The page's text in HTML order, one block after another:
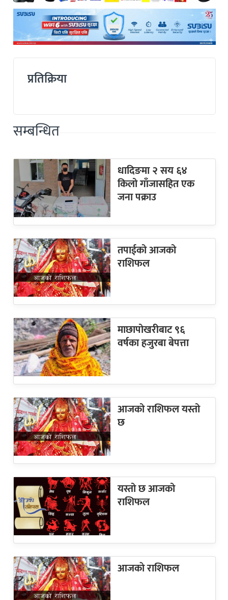
प्रतिक्रिया
सम्बन्धित
धादिङमा २ सय ६४
किलो गाँजासहित एक
जना पक्राउ
तपाईको आजको
राशिफल
माछापोखरीबाट ९६
वर्षका हजुरबा बेपत्ता
आजको राशिफल यस्तो
छ
यस्तो छ आजको
राशिफल
आजकाे राशिफल